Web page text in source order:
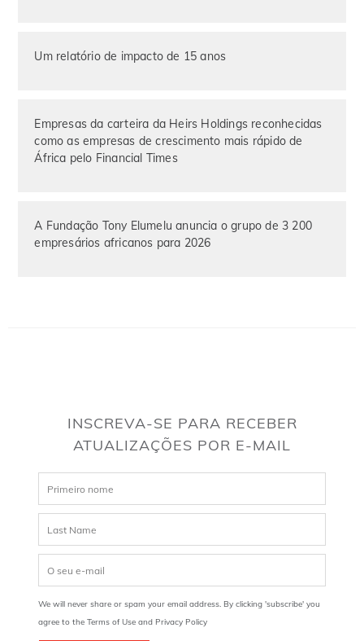
Um relatório de impacto de 15 anos
Empresas da carteira da Heirs Holdings reconhecidas
como as empresas de crescimento mais rápido de
África pelo Financial Times
A Fundação Tony Elumelu anuncia o grupo de 3 200
empresários africanos para 2026
INSCREVA-SE PARA RECEBER
ATUALIZAÇÕES POR E-MAIL
We will never share or spam your email address. By clicking 'subscribe' you
agree to the Terms of Use and Privacy Policy